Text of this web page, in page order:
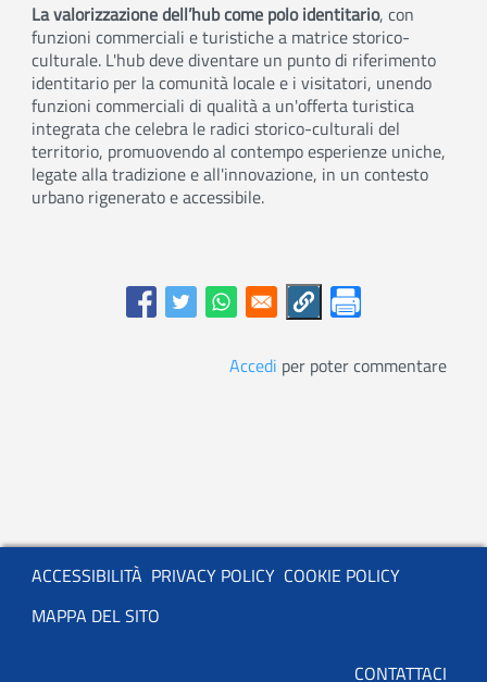
La valorizzazione dell’hub come polo identitario, con
funzioni commerciali e turistiche a matrice storico-
culturale. L'hub deve diventare un punto di riferimento
identitario per la comunità locale e i visitatori, unendo
funzioni commerciali di qualità a un'offerta turistica
integrata che celebra le radici storico-culturali del
territorio, promuovendo al contempo esperienze uniche,
legate alla tradizione e all'innovazione, in un contesto
urbano rigenerato e accessibile.
Accedi per poter commentare
Servizio
ACCESSIBILITÀ PRIVACY POLICY COOKIE POLICY
MAPPA DEL SITO
Basso
CONTATTACI